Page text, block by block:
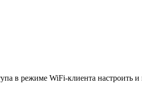
в режиме WiFi-клиента настроить